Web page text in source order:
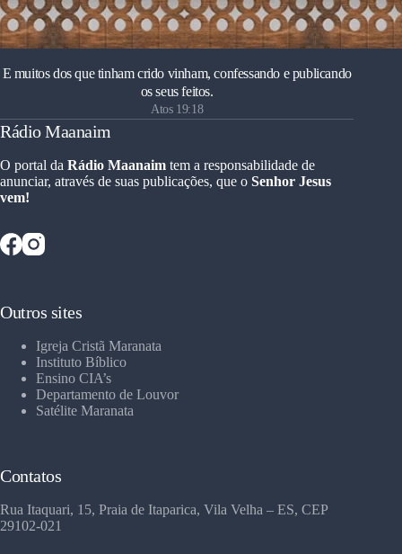
E muitos dos que tinham crido vinham, confessando e publicando
os seus feitos.
Atos 19:18
Rádio Maanaim
O portal da Rádio Maanaim tem a responsabilidade de
anunciar, através de suas publicações, que o Senhor Jesus
vem!
Outros sites
Igreja Cristã Maranata
Instituto Bíblico
Ensino CIA’s
Departamento de Louvor
Satélite Maranata
Contatos
Rua Itaquari, 15, Praia de Itaparica, Vila Velha – ES, CEP
29102-021